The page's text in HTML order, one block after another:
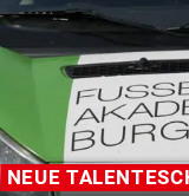
© Krone Multimedia
Muthgasse 2, 1190
NEUE